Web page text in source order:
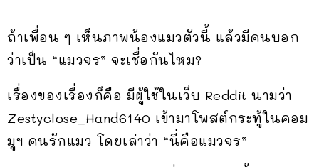
ถ้าเพื่อน ๆ เห็นภาพน้องแมวตัวนี้ แล้วมีคนบอก
ว่าเป็น “แมวจร” จะเชื่อกันไหม?
เรื่องของเรื่องก็คือ มีผู้ใช้ในเว็บ Reddit นามว่า
Zestyclose_Hand6140 เข้ามาโพสต์กระทู้ในคอม
มูฯ คนรักแมว โดยเล่าว่า “นี่คือแมวจร”